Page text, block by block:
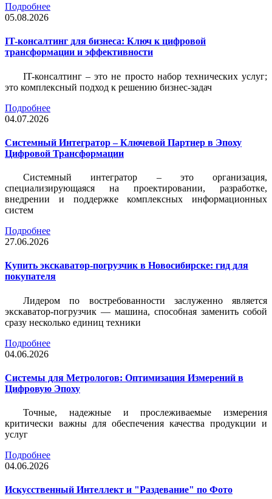
Подробнее
05.08.2026
IT-консалтинг для бизнеса: Ключ к цифровой
трансформации и эффективности
IT-консалтинг – это не просто набор технических услуг;
это комплексный подход к решению бизнес-задач
Подробнее
04.07.2026
Системный Интегратор – Ключевой Партнер в Эпоху
Цифровой Трансформации
Системный интегратор – это организация,
специализирующаяся на проектировании, разработке,
внедрении и поддержке комплексных информационных
систем
Подробнее
27.06.2026
Купить экскаватор-погрузчик в Новосибирске: гид для
покупателя
Лидером по востребованности заслуженно является
экскаватор-погрузчик — машина, способная заменить собой
сразу несколько единиц техники
Подробнее
04.06.2026
Системы для Метрологов: Оптимизация Измерений в
Цифровую Эпоху
Точные, надежные и прослеживаемые измерения
критически важны для обеспечения качества продукции и
услуг
Подробнее
04.06.2026
Искусственный Интеллект и "Раздевание" по Фото